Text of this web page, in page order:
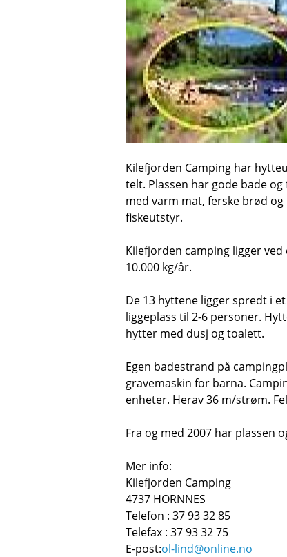
Kilefjorden Camping har
telt. Plassen har gode bade
med varm mat, ferske brød
fiskeutstyr.
Kilefjorden camping ligger
10.000 kg/år.
De 13 hyttene ligger spredt i
liggeplass til 2-6 personer.
hytter med dusj og toalett.
Egen badestrand på
gravemaskin for barna.
enheter. Herav 36 m/strøm.
Fra og med 2007 har plassen
Mer info:
Kilefjorden Camping
4737 HORNNES
Telefon : 37 93 32 85
Telefax : 37 93 32 75
E-post:ol-lind@online.no